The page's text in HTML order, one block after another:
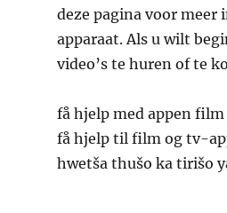
deze pagina voor meer
apparaat. Als u wilt
video’s te huren of te
få hjelp med appen
få hjelp til film og tv-
hwetša thušo ka tirišo